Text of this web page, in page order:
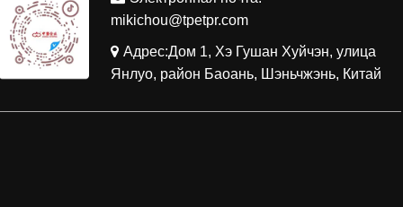
mikichou@tpetpr.com
Адрес:Дом 1, Хэ Гушан Хуйчэн, улица
Янлуо, район Баоань, Шэньчжэнь, Китай